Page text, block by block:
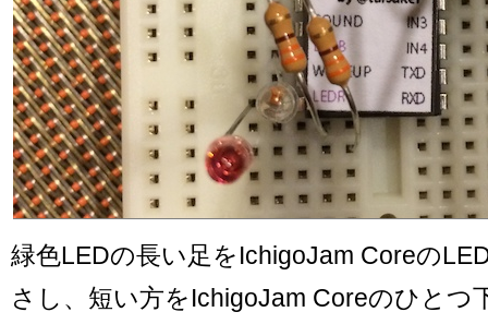
緑色LEDの長い足をIchigoJam Coreの
さし、短い方をIchigoJam Coreのひとつ